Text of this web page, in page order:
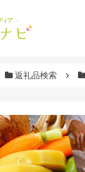
返礼品検索